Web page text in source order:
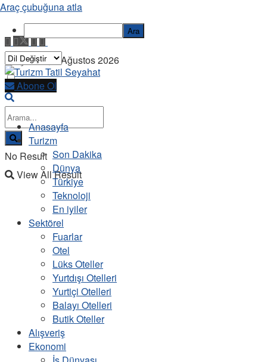
Perşembe, 6 Ağustos 2026
No Result
View All Result
Abone Ol
Anasayfa
Turizm
Son Dakika
Dünya
Türkiye
Teknoloji
En iyiler
Sektörel
Fuarlar
Otel
Lüks Oteller
Yurtdışı Otelleri
Yurtiçi Otelleri
Balayı Otelleri
Butik Oteller
Alışveriş
Ekonomi
Araç çubuğuna atla
Ara